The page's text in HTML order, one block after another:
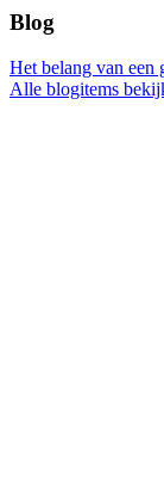
Blog
Het belang van een
Alle blogitems